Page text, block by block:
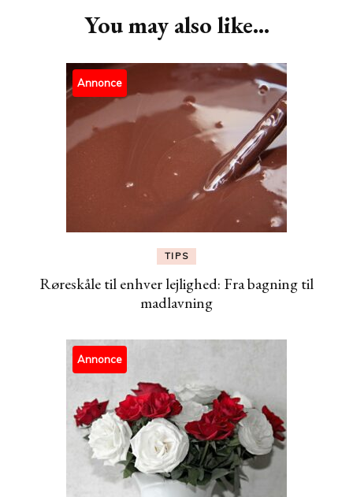
You may also like...
Annonce
TIPS
Røreskåle til enhver lejlighed: Fra bagning til
madlavning
Annonce